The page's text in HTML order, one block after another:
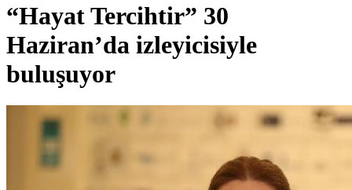
“Hayat Tercihtir” 30
Haziran’da izleyicisiyle
buluşuyor